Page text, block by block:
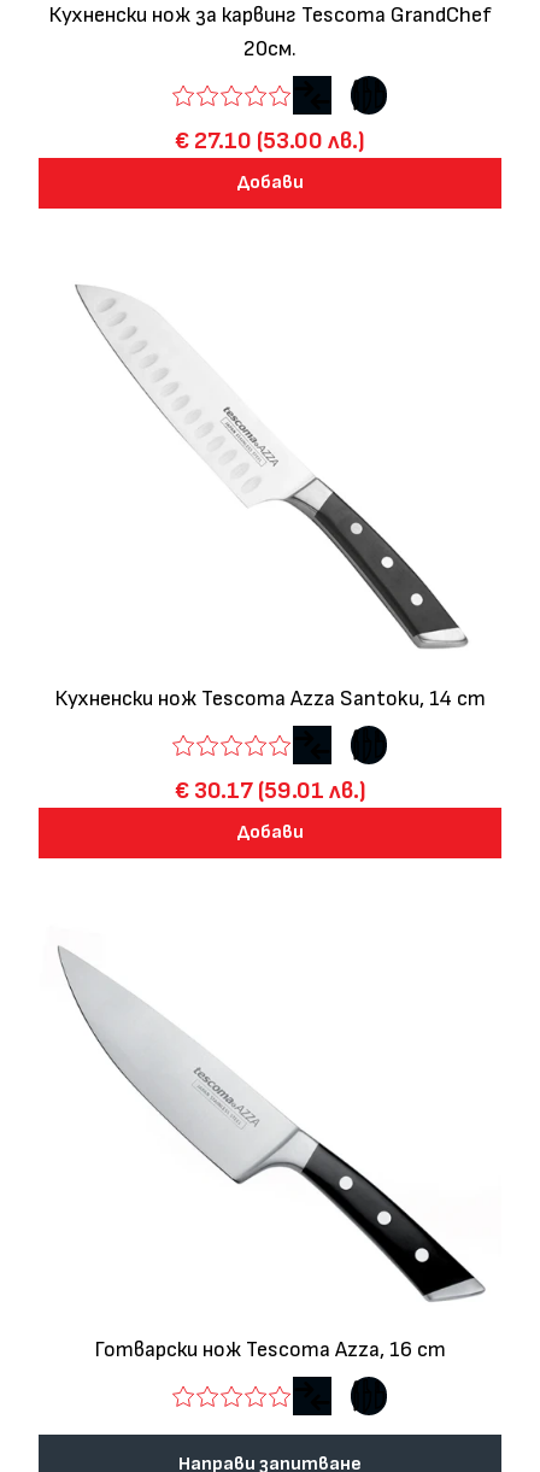
Кухненски нож за карвинг Tescoma GrandChef
20см.
€ 27.10 (53.00 лв.)
Добави
Кухненски нож Tescoma Azza Santoku, 14 cm
€ 30.17 (59.01 лв.)
Добави
Готварски нож Tescoma Azza, 16 cm
Направи запитване